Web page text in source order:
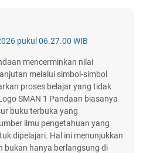
pukul 06.27.00 WIB
mencerminkan nilai
melalui simbol-simbol
proses belajar yang tidak
SMAN 1 Pandaan biasanya
buku terbuka yang
ilmu pengetahuan yang
dipelajari. Hal ini menunjukkan
bukan hanya berlangsung di